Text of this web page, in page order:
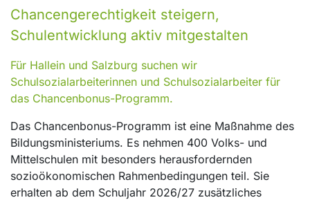
Chancengerechtigkeit steigern,
Schulentwicklung aktiv mitgestalten
Für Hallein und Salzburg suchen wir
Schulsozialarbeiterinnen und Schulsozialarbeiter für
das Chancenbonus-Programm.
Das Chancenbonus-Programm ist eine Maßnahme des
Bildungsministeriums. Es nehmen 400 Volks- und
Mittelschulen mit besonders herausfordernden
sozioökonomischen Rahmenbedingungen teil. Sie
erhalten ab dem Schuljahr 2026/27 zusätzliches